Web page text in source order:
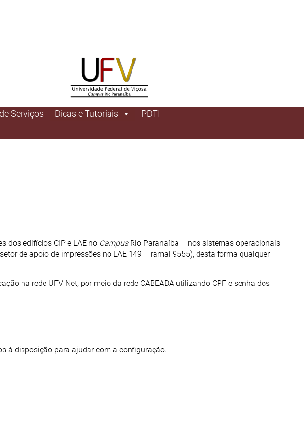
Serviços Dicas e Tutoriais PDTI
dos edifícios CIP e LAE no CampusRio Paranaíba – nos sistemas operacionais
de apoio de impressões no LAE 149 – ramal 9555), desta forma qualquer
na rede UFV-Net, por meio da rede CABEADA utilizando CPF e senha dos
à disposição para ajudar com a configuração.